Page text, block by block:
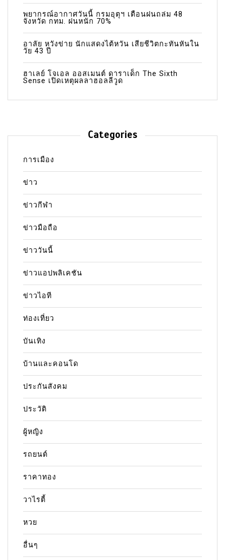
พยากรณ์อากาศวันนี้ กรมอุตุฯ เตือนฝนถล่ม 48
จังหวัด กทม. ฝนหนัก 70%
อาลัย หวังข่าย นักแสดงไต้หวัน เสียชีวิตกะทันหันใน
วัย 43 ปี
ฮาเลย์ โจเอล ออสเมนต์ ดาราเด็ก The Sixth
Sense เปิดเหตุผลลาฮอลลีวูด
Categories
การเมือง
ข่าว
ข่าวกีฬา
ข่าวมือถือ
ข่าววันนี้
ข่าวแอปพลิเคชัน
ข่าวไอที
ท่องเที่ยว
บันเทิง
บ้านและคอนโด
ประกันสังคม
ประวัติ
ผู้หญิง
รถยนต์
ราคาทอง
วาไรตี้
หวย
อื่นๆ